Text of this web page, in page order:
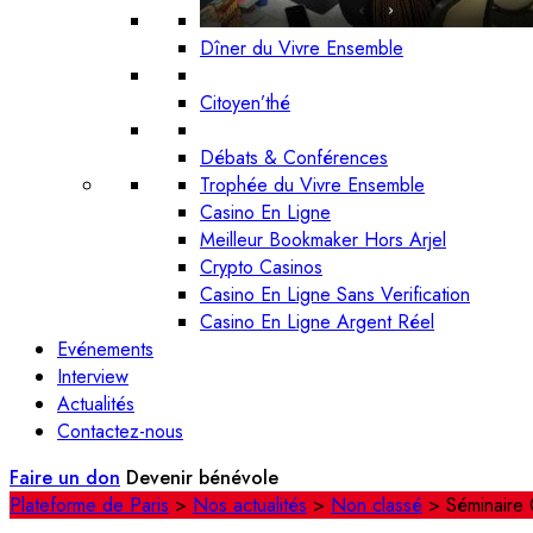
Dîner du Vivre Ensemble
Citoyen’thé
Débats & Conférences
Trophée du Vivre Ensemble
Casino En Ligne
Meilleur Bookmaker Hors Arjel
Crypto Casinos
Casino En Ligne Sans Verification
Casino En Ligne Argent Réel
Evénements
Interview
Actualités
Contactez-nous
Faire un don Devenir bénévole
Plateforme de Paris > Nos actualités > Non classé > Séminaire